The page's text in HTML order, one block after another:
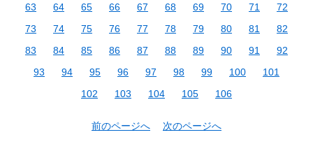
63
64 65 66 67 68 69 70 71
72
73
74 75 76 77 78 79 80 81
82
83
84 85 86 87 88 89 90 91
92
93
94 95 96 97 98 99 100
101
102
103 104 105 106
前のページへ 次のページへ